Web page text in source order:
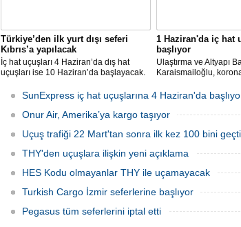
Türkiye’den ilk yurt dışı seferi
Kıbrıs’a yapılacak
İç hat uçuşları 4 Haziran’da dış hat
uçuşları ise 10 Haziran’da başlayacak.
olacak.
1 Haziran'da iç hat
başlıyor
Ulaştırma ve Altyapı
Karaismailoğlu,
seferlerinin, 1 Haziran
hatlarda yeniden
SunExpress iç hat uçuşlarına 4 Haziran'da
Onur Air, Amerika’ya kargo taşıyor
Uçuş trafiği 22 Mart'tan sonra ilk kez 100 bini geçti
THY'den uçuşlara ilişkin yeni açıklama
HES Kodu olmayanlar THY ile uçamayacak
Turkish Cargo İzmir seferlerine başlıyor
Pegasus tüm seferlerini iptal etti